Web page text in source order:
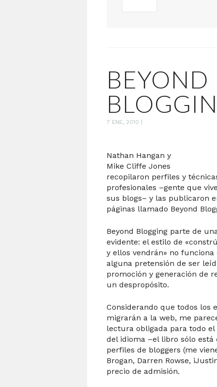
BEYOND
7 ENE, 2010
Nathan Hangan y
Mike Cliffe Jones
recopilaron perfiles y
profesionales –gente que
sus blogs– y las publicaron
páginas llamado Beyond
Beyond Blogging parte de
evidente: el estilo de
y ellos vendrán» no
alguna pretensión de ser
promoción y generación de
un despropósito.
Considerando que todos los
migrarán a la web, me
lectura obligada para todo
del idioma –el libro sólo está
perfiles de bloggers (me
Brogan, Darren Rowse,
precio de admisión.